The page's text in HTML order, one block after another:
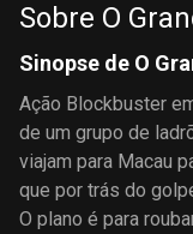
Sobre O
Sinopse de O
Ação Blockbuster
de um grupo de
viajam para Macau
que por trás do
O plano é para